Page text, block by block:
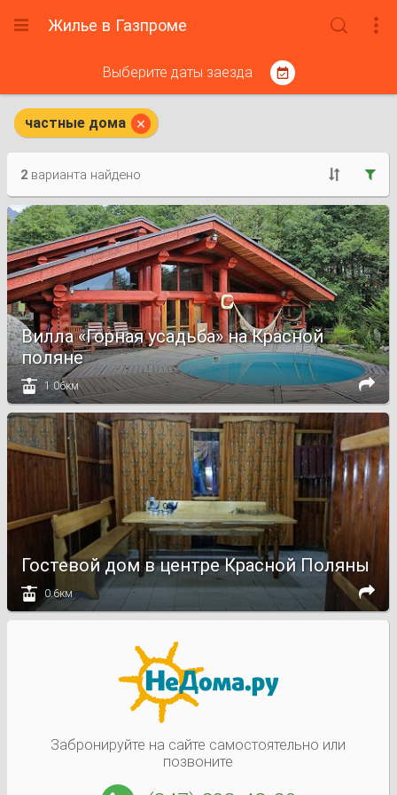
 Жилье в Газпроме  
Выберите даты заезда 
частные дома 


2варианта найдено
Вилла «Горная усадьба» на Красной
поляне
 1.06км 
Гостевой дом в центре Красной Поляны
 0.6км 
Забронируйте на сайте самостоятельно или
позвоните